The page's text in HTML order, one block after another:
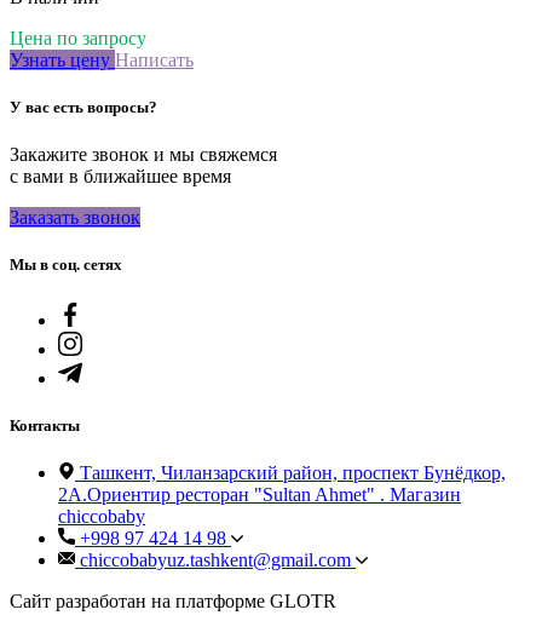
Цена по запросу
Узнать цену Написать
У вас есть вопросы?
Закажите звонок и мы свяжемся
с вами в ближайшее время
Заказать звонок
Мы в соц. сетях
Контакты
Ташкент, Чиланзарский район, проспект Бунёдкор,
2А.Ориентир ресторан "Sultan Ahmet" . Магазин
chiccobaby
+998 97 424 14 98
chiccobabyuz.tashkent@gmail.com
Сайт разработан на платформе GLOTR